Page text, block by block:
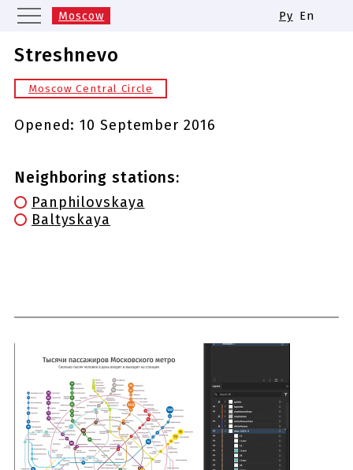
Moscow
Kazan
Nizhny Novgorod
Novosibirsk
Samara
Same names of metro stations
Ру En
Streshnevo
Moscow Central Circle
Opened:10 September 2016
Neighboring stations:
Panphilovskaya
Baltyskaya